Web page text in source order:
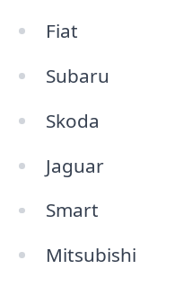
Fiat
Subaru
Skoda
Jaguar
Smart
Mitsubishi